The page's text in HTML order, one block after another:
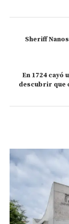
Sheriff
En 1724 cayó
descubrir que